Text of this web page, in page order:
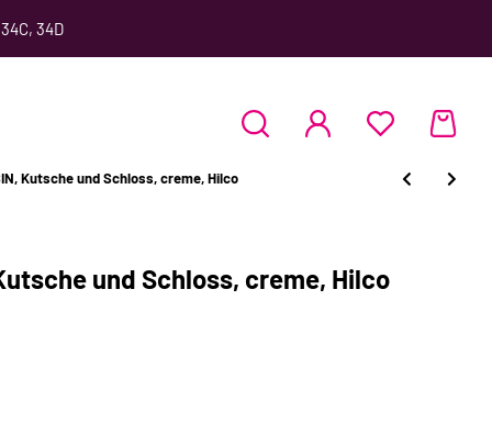
34D
Kutsche und Schloss, creme, Hilco
und Schloss, creme, Hilco